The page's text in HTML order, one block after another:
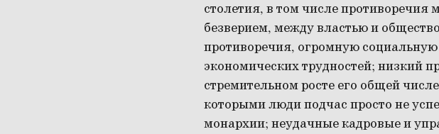
столетия, в том числе противоречия
безверием, между властью и
противоречия, огромную социальную
экономических трудностей; низкий
стремительном росте его общей
которыми люди подчас просто не
монархии; неудачные кадровые и